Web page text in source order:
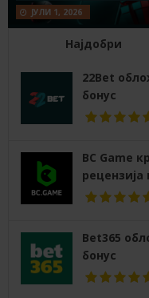
ЈУЛИ 1, 2026
Најдобри
22Bet
бонус
BC Game
рецензија
Bet365
бонус